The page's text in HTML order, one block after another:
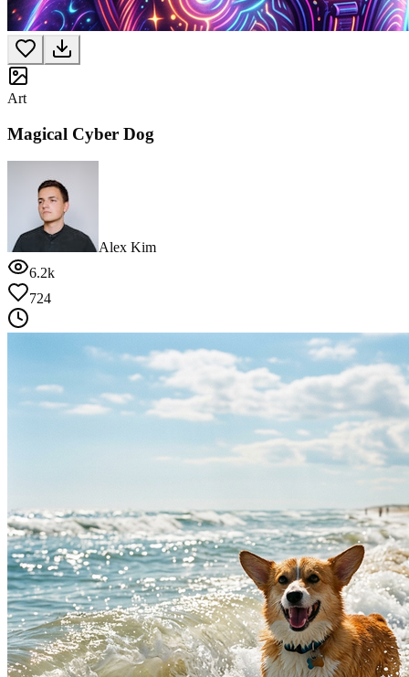
Art
Magical Cyber Dog
Alex Kim
6.2k
724